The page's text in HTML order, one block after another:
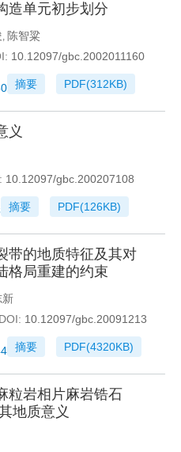
造单元初步划分
, 陈智粱
10.12097/gbc.2002011160
摘要 PDF(312KB)
义
10.12097/gbc.200207108
摘要 PDF(126KB)
带的地质特征及其对
格局重建的约束
新
DOI: 10.12097/gbc.20091213
摘要 PDF(4320KB)
粒岩相片麻岩锆石
地质意义